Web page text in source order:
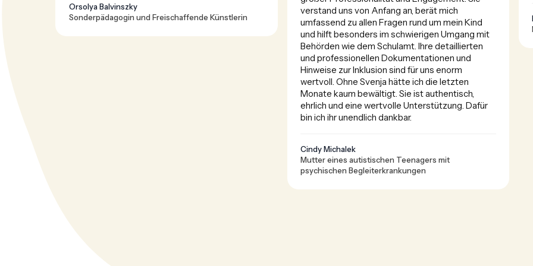
Orsolya Balvinszky
Sonderpädagogin und Freischaffende Künstlerin
verstand uns von Anfang an, berät mich
umfassend zu allen Fragen rund um mein Kind
und hilft besonders im schwierigen Umgang mit
Behörden wie dem Schulamt. Ihre detaillierten
und professionellen Dokumentationen und
Hinweise zur Inklusion sind für uns enorm
wertvoll. Ohne Svenja hätte ich die letzten
Monate kaum bewältigt. Sie ist authentisch,
ehrlich und eine wertvolle Unterstützung. Dafür
bin ich ihr unendlich dankbar.
Cindy Michalek
Mutter eines autistischen Teenagers mit
psychischen Begleiterkrankungen